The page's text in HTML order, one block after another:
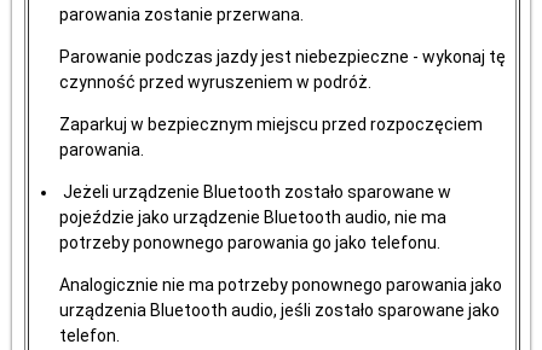
parowania zostanie przerwana.
Parowanie podczas jazdy jest niebezpieczne - wykonaj tę
czynność przed wyruszeniem w podróż.
Zaparkuj w bezpiecznym miejscu przed rozpoczęciem
parowania.
Jeżeli urządzenie Bluetooth zostało sparowane w
pojeździe jako urządzenie Bluetooth audio, nie ma
potrzeby ponownego parowania go jako telefonu.
Analogicznie nie ma potrzeby ponownego parowania jako
urządzenia Bluetooth audio, jeśli zostało sparowane jako
telefon.